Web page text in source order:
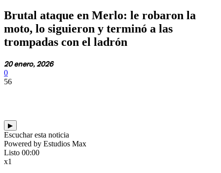
Brutal ataque en Merlo: le robaron la
moto, lo siguieron y terminó a las
trompadas con el ladrón
20 enero, 2026
0
56
▶
Escuchar esta noticia
Powered by Estudios Max
Listo 00:00
x1